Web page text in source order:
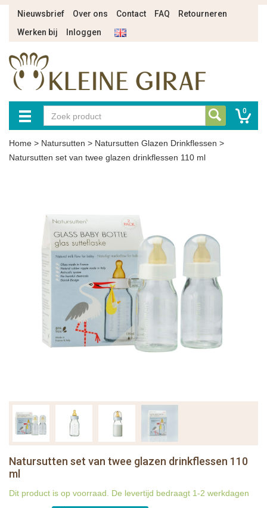
Nieuwsbrief Over ons Contact FAQ
Retourneren
Werken bij
Inloggen
0
Home > Natursutten > Natursutten Glazen Drinkflessen >
Natursutten set van twee glazen drinkflessen 110 ml
Natursutten set van twee glazen drinkflessen 110
ml
Dit product is op voorraad. De levertijd bedraagt 1-2 werkdagen